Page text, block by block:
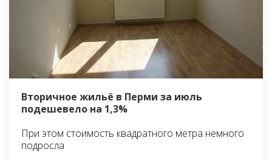
Вторичное жильё в Перми за июль
подешевело на 1,3%
При этом стоимость квадратного метра немного
подросла